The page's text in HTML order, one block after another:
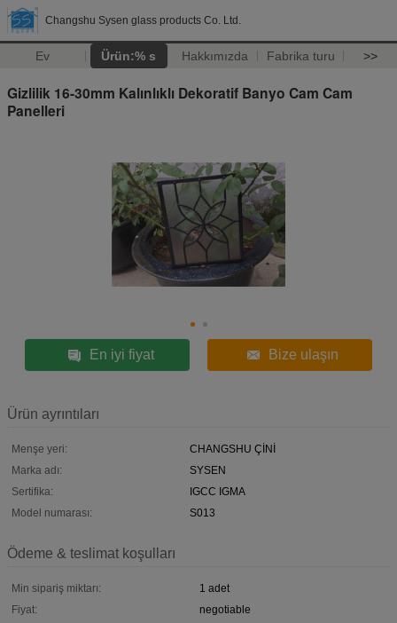
Changshu Sysen glass products Co. Ltd.
Ev Ürün:% s Hakkımızda Fabrika turu >>
Gizlilik 16-30mm Kalınlıklı Dekoratif Banyo Cam Cam
Panelleri
En iyi fiyat Bize ulaşın
Ürün ayrıntıları
Menşe yeri:
CHANGSHU ÇİNİ
Marka adı:
SYSEN
Sertifika:
IGCC IGMA
Model numarası:
S013
Ödeme & teslimat koşulları
Min sipariş miktarı:
1 adet
Fiyat:
negotiable